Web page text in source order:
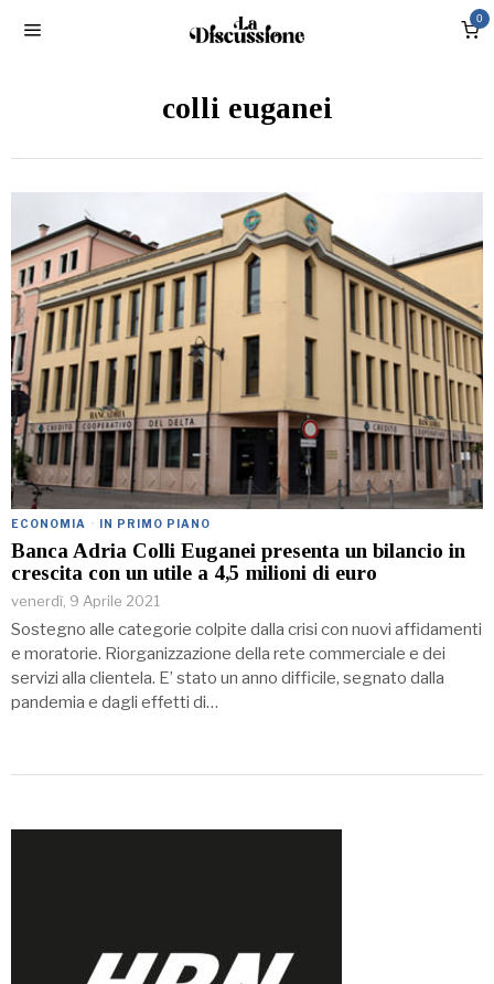
0
colli euganei
ECONOMIA · IN PRIMO PIANO
Banca Adria Colli Euganei presenta un bilancio in
crescita con un utile a 4,5 milioni di euro
venerdì, 9 Aprile 2021
Sostegno alle categorie colpite dalla crisi con nuovi affidamenti
e moratorie. Riorganizzazione della rete commerciale e dei
servizi alla clientela. E’ stato un anno difficile, segnato dalla
pandemia e dagli effetti di…